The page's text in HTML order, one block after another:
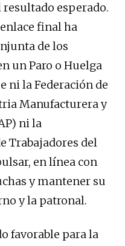
esperado.
final ha
de los
un Paro o Huelga
ni la Federación de
Manufacturera y
ni la
Trabajadores del
en línea con
y mantener su
y la patronal.
favorable para la